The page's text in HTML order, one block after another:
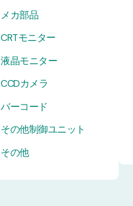
メカ部品
CRTモニター
液晶モニター
CCDカメラ
バーコード
その他制御ユニット
その他